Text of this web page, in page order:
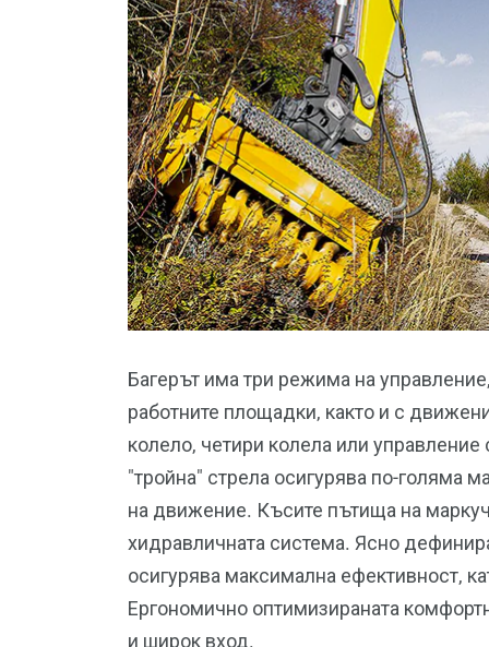
Багерът има три режима на
работните площадки, както и с
колело, четири колела или
"тройна" стрела осигурява по-голяма
на движение. Късите пътища на
хидравличната система. Ясно
осигурява максимална ефективност,
Ергономично оптимизираната
и широк вход.